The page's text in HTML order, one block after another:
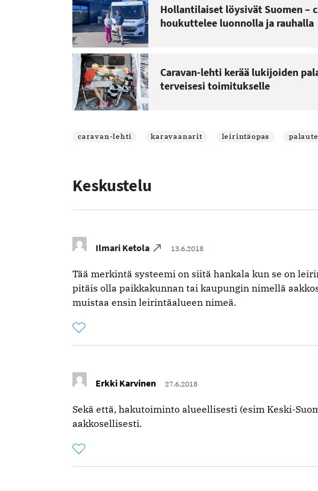
Hollantilaiset löysivät Suomen –
houkuttelee luonnolla ja rauhalla
Caravan-lehti kerää lukijoiden
terveisesi toimitukselle
caravan-lehti karavaanarit leirintäopas palaute
Keskustelu
Ilmari Ketola 13.6.2018
Tää merkintä systeemi on siitä hankala kun se on
pitäis olla paikkakunnan tai kaupungin nimellä
muistaa ensin leirintäalueen nimeä.
Tykkää
kommentista
Erkki Karvinen 27.6.2018
Sekä että, hakutoiminto alueellisesti (esim Keski-
aakkosellisesti.
Tykkää
kommentista